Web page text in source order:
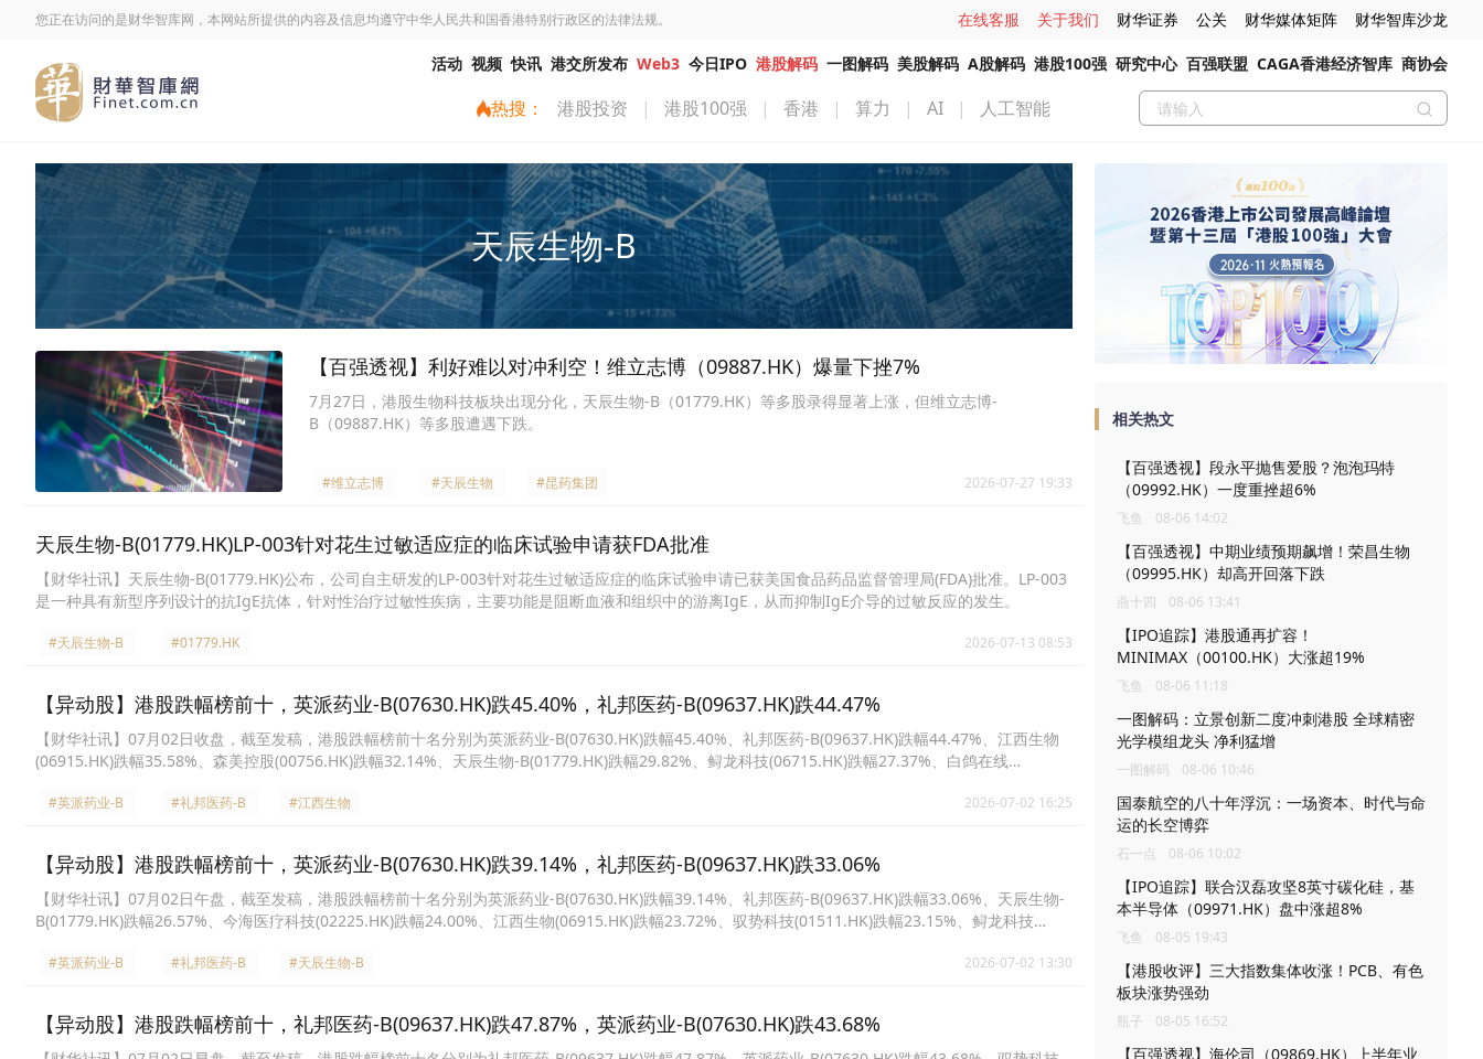
您正在访问的是财华智库网，本网站所提供的内容及信息均遵守中华人民共和国香港特别行政区的法律法规。 在线客服 关于我们 财华证券 公关 财华媒体矩阵 财华智库沙龙
活动 视频 快讯 港交所发布 Web3 今日IPO 港股解码 一图解码 美股解码 A股解码 港股100强 研究中心 百强联盟 CAGA香港经济智库 商协会
热搜： 港股投资 | 港股100强 | 香港 | 算力 | AI | 人工智能
天辰生物-B
【百强透视】利好难以对冲利空！维立志博（09887.HK）爆量下挫7%
7月27日，港股生物科技板块出现分化，天辰生物-B（01779.HK）等多股录得显著上涨，但维立志博-
B（09887.HK）等多股遭遇下跌。
#维立志博 #天辰生物 #昆药集团 2026-07-27 19:33
天辰生物-B(01779.HK)LP-003针对花生过敏适应症的临床试验申请获FDA批准
【财华社讯】天辰生物-B(01779.HK)公布，公司自主研发的LP-003针对花生过敏适应症的临床试验申请已获美国食品药品监督管理局(FDA)批准。LP-003
是一种具有新型序列设计的抗IgE抗体，针对性治疗过敏性疾病，主要功能是阻断血液和组织中的游离IgE，从而抑制IgE介导的过敏反应的发生。
#天辰生物-B #01779.HK 2026-07-13 08:53
【异动股】港股跌幅榜前十，英派药业-B(07630.HK)跌45.40%，礼邦医药-B(09637.HK)跌44.47%
【财华社讯】07月02日收盘，截至发稿，港股跌幅榜前十名分别为英派药业-B(07630.HK)跌幅45.40%、礼邦医药-B(09637.HK)跌幅44.47%、江西生物
(06915.HK)跌幅35.58%、森美控股(00756.HK)跌幅32.14%、天辰生物-B(01779.HK)跌幅29.82%、鲟龙科技(06715.HK)跌幅27.37%、白鸽在线
#英派药业-B #礼邦医药-B #江西生物 2026-07-02 16:25
【异动股】港股跌幅榜前十，英派药业-B(07630.HK)跌39.14%，礼邦医药-B(09637.HK)跌33.06%
【财华社讯】07月02日午盘，截至发稿，港股跌幅榜前十名分别为英派药业-B(07630.HK)跌幅39.14%、礼邦医药-B(09637.HK)跌幅33.06%、天辰生物-
B(01779.HK)跌幅26.57%、今海医疗科技(02225.HK)跌幅24.00%、江西生物(06915.HK)跌幅23.72%、驭势科技(01511.HK)跌幅23.15%、鲟龙科技
#英派药业-B #礼邦医药-B #天辰生物-B 2026-07-02 13:30
【异动股】港股跌幅榜前十，礼邦医药-B(09637.HK)跌47.87%，英派药业-B(07630.HK)跌43.68%
相关热文
【百强透视】段永平抛售爱股？泡泡玛特
（09992.HK）一度重挫超6%
飞鱼 08-06 14:02
【百强透视】中期业绩预期飙增！荣昌生物
（09995.HK）却高开回落下跌
燕十四 08-06 13:41
【IPO追踪】港股通再扩容！
MINIMAX（00100.HK）大涨超19%
飞鱼 08-06 11:18
一图解码：立景创新二度冲刺港股 全球精密
光学模组龙头 净利猛增
一图解码 08-06 10:46
国泰航空的八十年浮沉：一场资本、时代与命
运的长空博弈
石一点 08-06 10:02
【IPO追踪】联合汉磊攻坚8英寸碳化硅，基
本半导体（09971.HK）盘中涨超8%
飞鱼 08-05 19:43
【港股收评】三大指数集体收涨！PCB、有色
板块涨势强劲
瓶子 08-05 16:52
【百强透视】海伦司（09869.HK）上半年业